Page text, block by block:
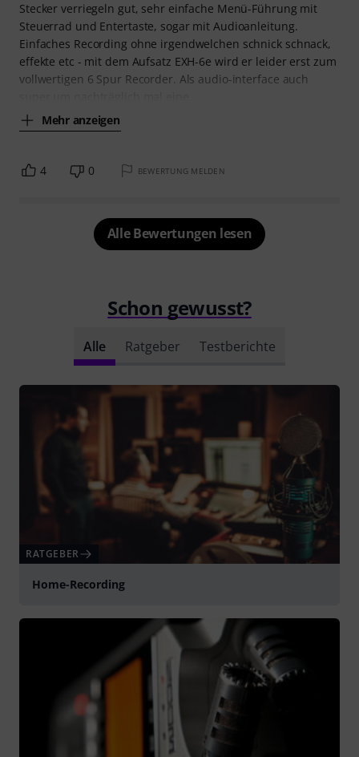
Stecker verriegeln gut, sehr einfache Menü-Führung mit
Steuerrad und Entertaste, sogar mit Audioanleitung.
Einfaches Recording ohne irgendwelchen schnick schnack,
effekte etc - mit dem Aufsatz EXH-6e wird er leider erst zum
vollwertigen 6 Spur Recorder. Als audio-interface auch
Mehr anzeigen
4 0 BEWERTUNG MELDEN
Alle Bewertungen lesen
Schon gewusst?
Alle Ratgeber Testberichte
RATGEBER
Home-Recording